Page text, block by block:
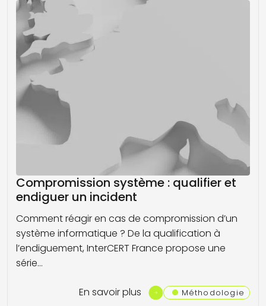
Compromission système : qualifier et
endiguer un incident
Comment réagir en cas de compromission d’un
système informatique ? De la qualification à
l’endiguement, InterCERT France propose une
série…
En savoir plus Méthodologie